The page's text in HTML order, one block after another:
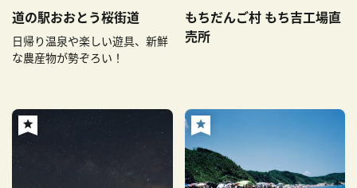
道の駅おおとう桜街道
日帰り温泉や楽しい遊具、新鮮
な農産物が勢ぞろい！
もちだんご村 もち吉工場直
売所